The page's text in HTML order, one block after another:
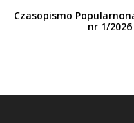
Czasopismo
nr 1/